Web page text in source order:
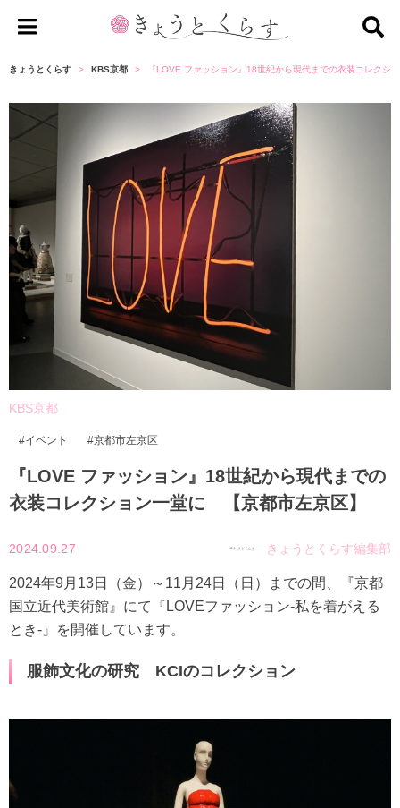
ょ
ら
す
きょうとくらす KBS京都 『LOVE ファッション』18世紀から現代までの衣装コレク
KBS京都
イベント 京都市左京区
『LOVE ファッション』18世紀から現代までの
衣装コレクション一堂に 【京都市左京区】
2024.09.27 きょうとくらす編集部
2024年9月13日（金）～11月24日（日）までの間、『京都
国立近代美術館』にて『LOVEファッション-私を着がえる
とき-』を開催しています。
服飾文化の研究 KCIのコレクション